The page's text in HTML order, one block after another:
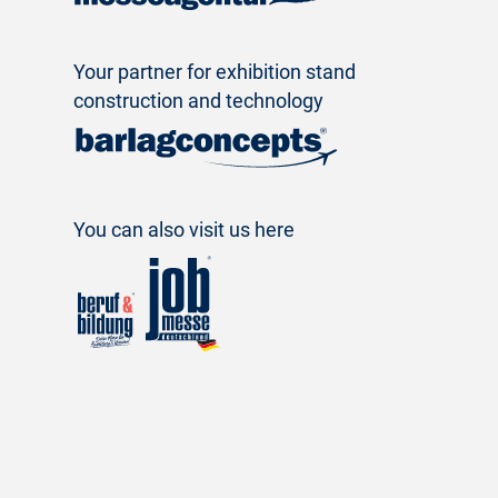
Your partner for exhibition stand
construction and technology
You can also visit us here